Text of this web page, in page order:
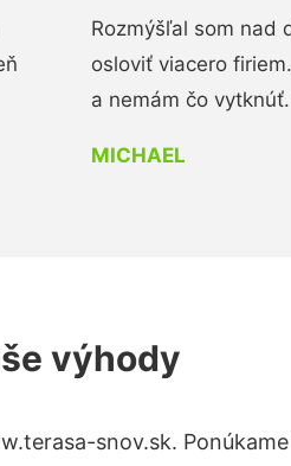
Rozmýšľal som nad
osloviť viacero
a nemám čo
MICHAEL
výhody
snov.sk.